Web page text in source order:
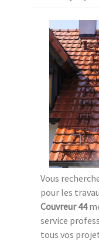
Vous
pour les
Couvreur 44
service
tous vos